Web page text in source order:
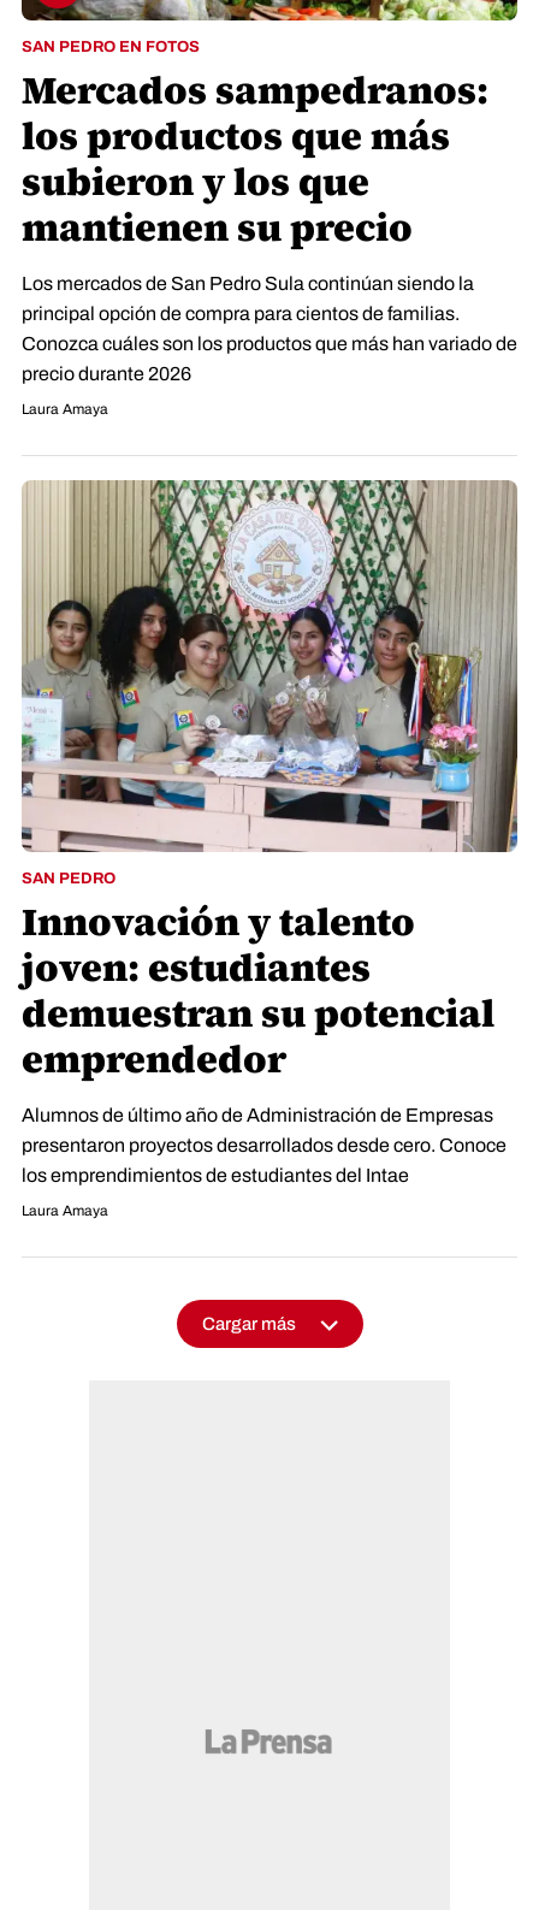
SAN PEDRO EN FOTOS
Mercados sampedranos:
los productos que más
subieron y los que
mantienen su precio
Los mercados de San Pedro Sula continúan siendo la
principal opción de compra para cientos de familias.
Conozca cuáles son los productos que más han variado de
precio durante 2026
Laura Amaya
SAN PEDRO
Innovación y talento
joven: estudiantes
demuestran su potencial
emprendedor
Alumnos de último año de Administración de Empresas
presentaron proyectos desarrollados desde cero. Conoce
los emprendimientos de estudiantes del Intae
Laura Amaya
Cargar más